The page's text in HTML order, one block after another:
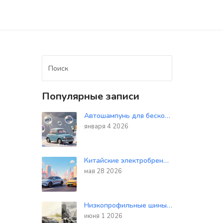
Популярные записи
Автошампунь для бесконтактной мойки: как выбрать правильный состав и не испортить лакокрасочное покрытие
января 4 2026
Китайские электробренды в 2026: разбор BYD, Zeekr, NIO и других лидеров рынка
мая 28 2026
Низкопрофильные шины: честный разбор плюсов управляемости и минусов комфорта
июня 1 2026